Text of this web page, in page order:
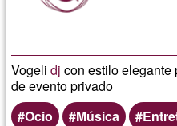
Vogelidj con estilo elegante
de evento privado
Ocio
Música